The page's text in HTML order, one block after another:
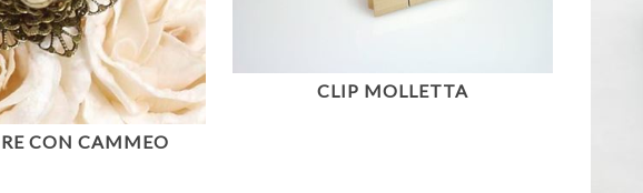
CON CAMMEO
CLIP MOLLETTA